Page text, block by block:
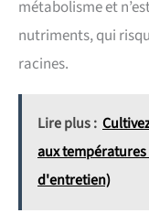
métabolisme et
nutriments, qui
racines.
Lire plus :
aux
d'entretien)